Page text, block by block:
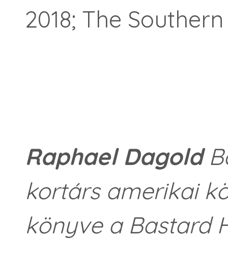
2018; The
Raphael Dagold
kortárs amerikai
könyve a Bastard